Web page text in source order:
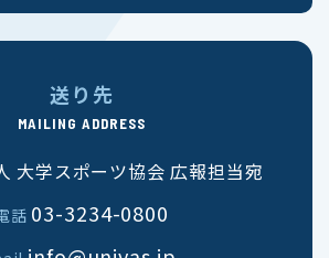
送り先
MAILING ADDRESS
大学スポーツ協会 広報担当宛
話 03-3234-0800